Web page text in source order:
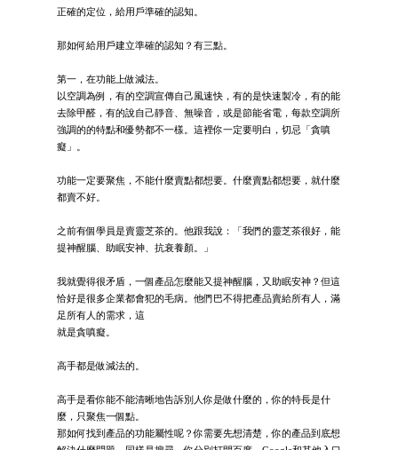
正確的定位，給用戶準確的認知。
那如何給用戶建立準確的認知？有三點。
第一，在功能上做減法。
以空調為例，有的空調宣傳自己風速快，有的是快速製冷，有的能
去除甲醛，有的說自己靜音、無噪音，或是節能省電，每款空調所
強調的的特點和優勢都不一樣。這裡你一定要明白，切忌「貪嗔
癡」。
功能一定要聚焦，不能什麼賣點都想要。什麼賣點都想要，就什麼
都賣不好。
之前有個學員是賣靈芝茶的。他跟我說：「我們的靈芝茶很好，能
提神醒腦、助眠安神、抗衰養顏。」
我就覺得很矛盾，一個產品怎麼能又提神醒腦，又助眠安神？但這
恰好是很多企業都會犯的毛病。他們巴不得把產品賣給所有人，滿
足所有人的需求，這
就是貪嗔癡。
高手都是做減法的。
高手是看你能不能清晰地告訴別人你是做什麼的，你的特長是什
麼，只聚焦一個點。
那如何找到產品的功能屬性呢？你需要先想清楚，你的產品到底想